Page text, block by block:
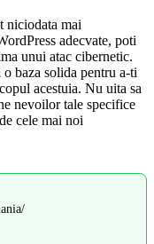
niciodata mai
adecvate, poti
unui atac cibernetic.
baza solida pentru a-ti
acestuia. Nu uita sa
nevoilor tale specifice
cele mai noi